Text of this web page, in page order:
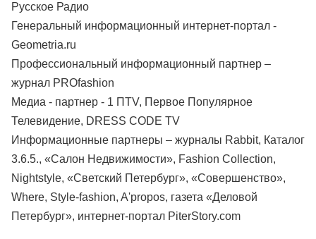
Русское Радио
Генеральный информационный интернет-портал -
Geometria.ru
Профессиональный информационный партнер –
журнал PROfashion
Медиа - партнер - 1 ПТV, Первое Популярное
Телевидение, DRESS CODE TV
Информационные партнеры – журналы Rabbit, Каталог
3.6.5., «Салон Недвижимости», Fashion Collection,
Nightstyle, «Светский Петербург», «Совершенство»,
Where, Style-fashion, A'propos, газета «Деловой
Петербург», интернет-портал PiterStory.com